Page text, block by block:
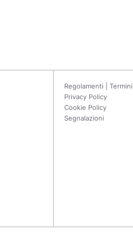
Regolamenti |
Privacy Policy
Cookie Policy
Segnalazioni